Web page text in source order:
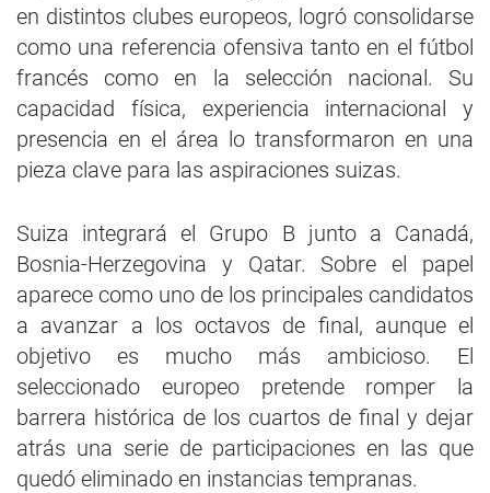
en distintos clubes europeos, logró consolidarse
como una referencia ofensiva tanto en el fútbol
francés como en la selección nacional. Su
capacidad física, experiencia internacional y
presencia en el área lo transformaron en una
pieza clave para las aspiraciones suizas.
Suiza integrará el Grupo B junto a Canadá,
Bosnia-Herzegovina y Qatar. Sobre el papel
aparece como uno de los principales candidatos
a avanzar a los octavos de final, aunque el
objetivo es mucho más ambicioso. El
seleccionado europeo pretende romper la
barrera histórica de los cuartos de final y dejar
atrás una serie de participaciones en las que
quedó eliminado en instancias tempranas.